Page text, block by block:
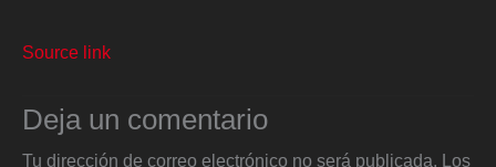
Source link
Deja un comentario
Tu dirección de correo electrónico no será publicada. Los